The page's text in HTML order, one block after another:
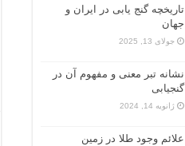
تاریخچه گنج‌ یابی در ایران و
جهان
جولای 13, 2025
نشانه تبر معنی و مفهوم آن در
گنجیابی
ژانویه 14, 2024
علائم وجود طلا در زمین